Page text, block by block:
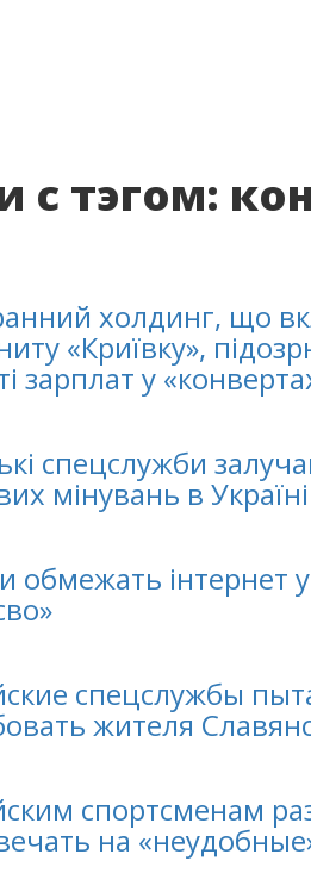
с тэгом:
холдинг, що
«Криївку»,
зарплат у
спецслужби
мінувань в Україні
обмежать інтернет
спецслужбы
жителя
спортсменам
на